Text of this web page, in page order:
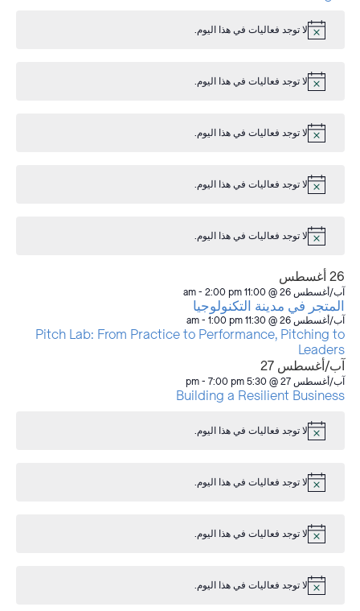
لا توجد فعاليات في هذا اليوم.
لا توجد فعاليات في هذا اليوم.
لا توجد فعاليات في هذا اليوم.
لا توجد فعاليات في هذا اليوم.
لا توجد فعاليات في هذا اليوم.
26 أغسطس
آب/أغسطس 26 @ 11:00 am -2:00 pm
المتجر في مدينة التكنولوجيا
آب/أغسطس 26 @ 11:30 am -1:00 pm
Pitch Lab: From Practice to Performance, Pitching to
Leaders
آب/أغسطس 27
آب/أغسطس 27 @ 5:30 pm -7:00 pm
Building a Resilient Business
لا توجد فعاليات في هذا اليوم.
لا توجد فعاليات في هذا اليوم.
لا توجد فعاليات في هذا اليوم.
لا توجد فعاليات في هذا اليوم.